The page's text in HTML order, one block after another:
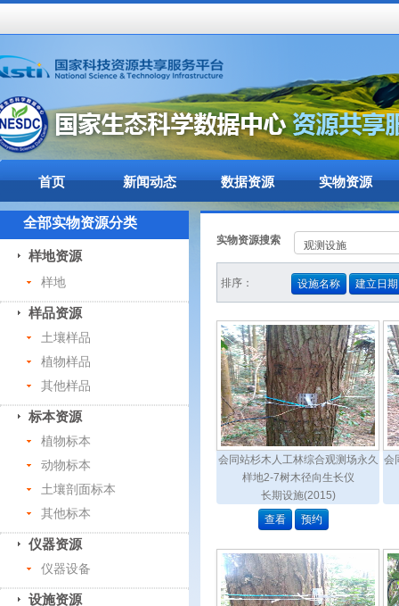
首页 新闻动态 数据资源 实物资源
全部实物资源分类
样地资源
样地
样品资源
土壤样品
植物样品
其他样品
标本资源
植物标本
动物标本
土壤剖面标本
其他标本
仪器资源
仪器设备
设施资源
实物资源搜索
排序： 设施名称 建立日期
会同站杉木人工林综合观测场永久
样地2-7树木径向生长仪
长期设施(2015)
查看
预约
会